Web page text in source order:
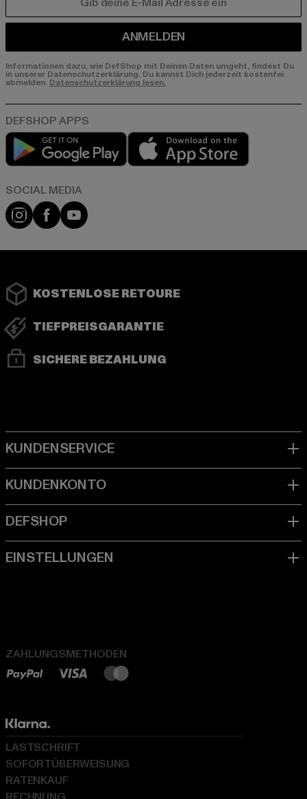
ANMELDEN
Informationen dazu, wie DefShop mit Deinen Daten umgeht, findest Du
in unserer Datenschutzerklärung. Du kannst Dich jederzeit kostenfei
abmelden. Datenschutzerklärung lesen.
Play market
Instagram
FacebookYouTube
KOSTENLOSE RETOURE
TIEFPREISGARANTIE
SICHERE BEZAHLUNG
ZAHLUNGSMETHODEN
LASTSCHRIFT
SOFORTÜBERWEISUNG
RATENKAUF